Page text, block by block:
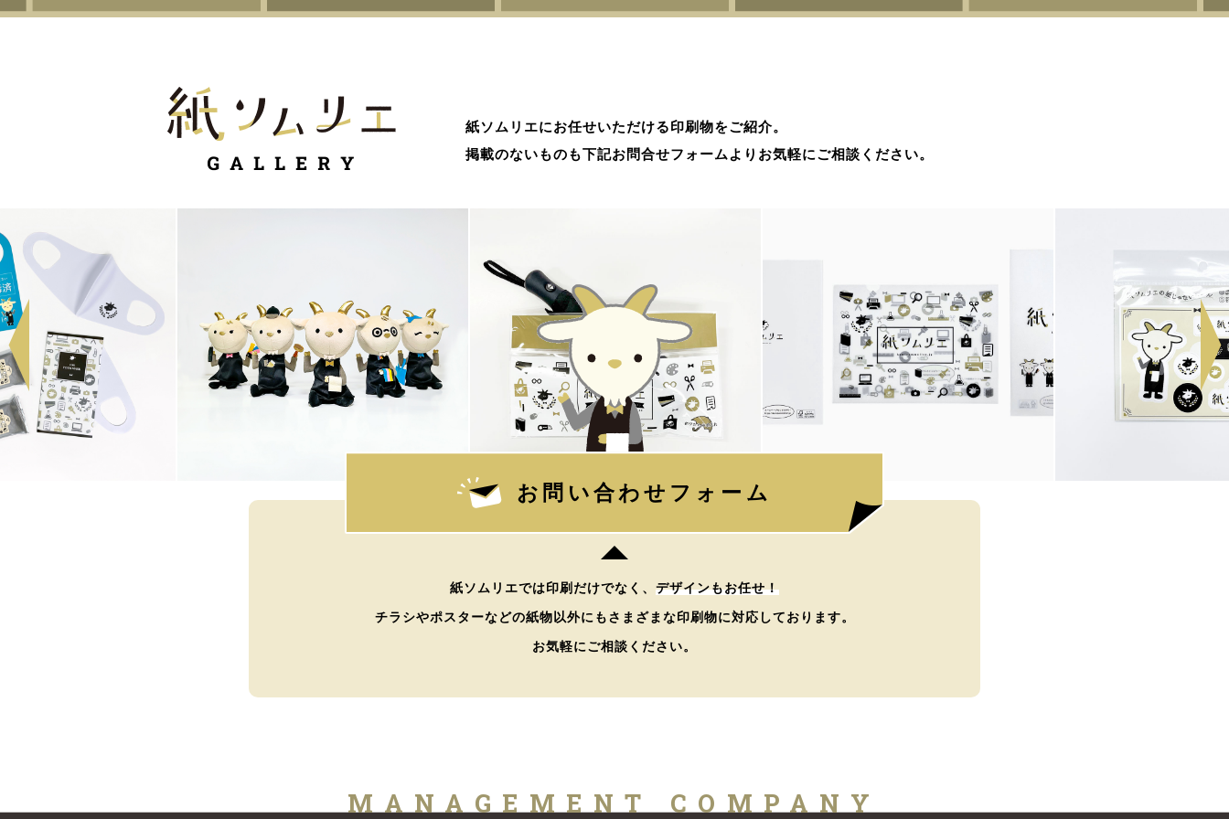
紙ソムリエにお任せいただける印刷物をご紹介。
掲載のないものも下記お問合せフォームよりお気軽にご相談ください。
お問い合わせフォーム
紙ソムリエでは印刷だけでなく、 デザインもお任せ！
チラシやポスターなどの紙物以外にもさまざまな印刷物に対応しております。
お気軽にご相談ください。
MANAGEMENT COMPANY